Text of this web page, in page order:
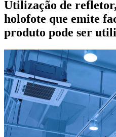
Utilização de
holofote que emite
produto pode ser